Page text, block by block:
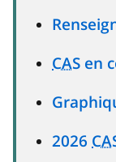
CAS en
2026